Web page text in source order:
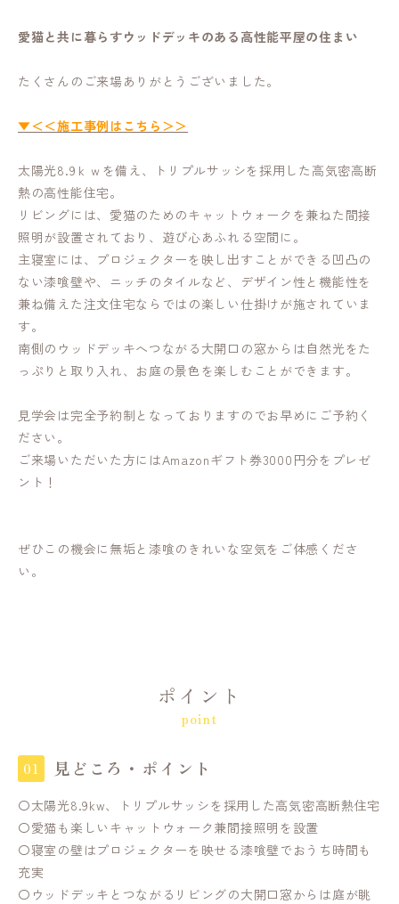
愛猫と共に暮らすウッドデッキのある高性能平屋の住まい
たくさんのご来場ありがとうございました。
▼＜＜施工事例はこちら＞＞
太陽光8.9ｋｗを備え、トリプルサッシを採用した高気密高断
熱の高性能住宅。
リビングには、愛猫のためのキャットウォークを兼ねた間接
照明が設置されており、遊び心あふれる空間に。
主寝室には、プロジェクターを映し出すことができる凹凸の
ない漆喰壁や、ニッチのタイルなど、デザイン性と機能性を
兼ね備えた注文住宅ならではの楽しい仕掛けが施されていま
す。
南側のウッドデッキへつながる大開口の窓からは自然光をた
っぷりと取り入れ、お庭の景色を楽しむことができます。
見学会は完全予約制となっておりますのでお早めにご予約く
ださい。
ご来場いただいた方にはAmazonギフト券3000円分をプレゼ
ント！
ぜひこの機会に無垢と漆喰のきれいな空気をご体感くださ
い。
ポイント
point
見どころ・ポイント
〇太陽光8.9kw、トリプルサッシを採用した高気密高断熱住宅
〇愛猫も楽しいキャットウォーク兼間接照明を設置
〇寝室の壁はプロジェクターを映せる漆喰壁でおうち時間も
充実
〇ウッドデッキとつながるリビングの大開口窓からは庭が眺